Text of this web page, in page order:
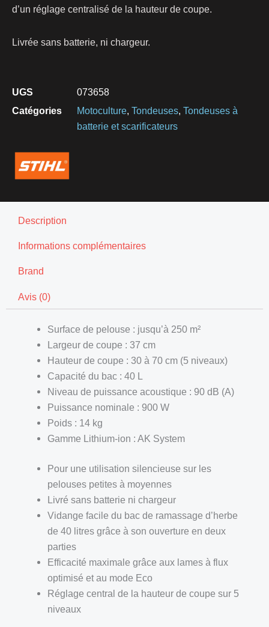
d’un réglage centralisé de la hauteur de coupe.
Livrée sans batterie, ni chargeur.
UGS
073658
Catégories
Motoculture, Tondeuses, Tondeuses à
batterie et scarificateurs
Description
Informations complémentaires
Brand
Avis (0)
Surface de pelouse : jusqu’à 250 m²
Largeur de coupe : 37 cm
Hauteur de coupe : 30 à 70 cm (5 niveaux)
Capacité du bac : 40 L
Niveau de puissance acoustique : 90 dB (A)
Puissance nominale : 900 W
Poids : 14 kg
Gamme Lithium-ion : AK System
Pour une utilisation silencieuse sur les
pelouses petites à moyennes
Livré sans batterie ni chargeur
Vidange facile du bac de ramassage d’herbe
de 40 litres grâce à son ouverture en deux
parties
Efficacité maximale grâce aux lames à flux
optimisé et au mode Eco
Réglage central de la hauteur de coupe sur 5
niveaux